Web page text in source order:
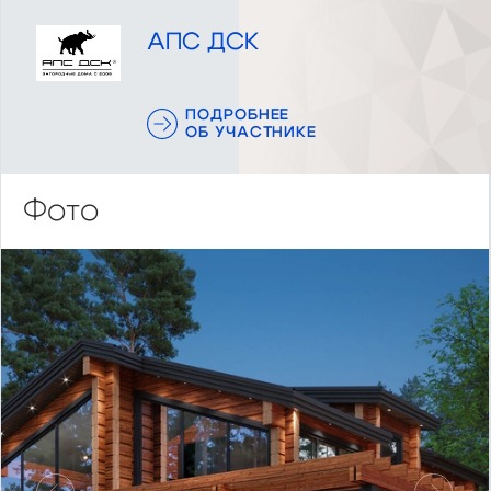
АПС ДСК
ПОДРОБНЕЕ
ОБ УЧАСТНИКЕ
Фото